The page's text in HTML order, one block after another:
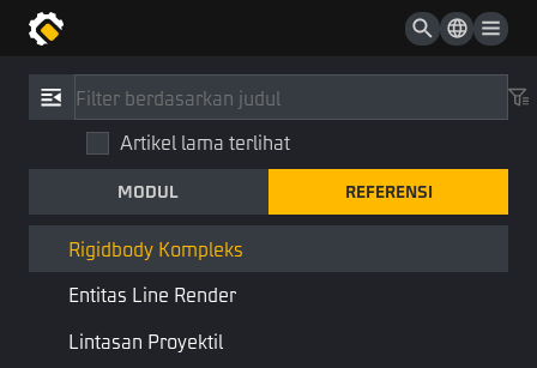
Artikel lama terlihat
MODUL REFERENSI
Pengendali Yang Dapat Dimainkan
Kamera Custom
Properti Material
Rigidbody Kompleks
Entitas Line Render
Lintasan Proyektil
Referensi / Tipe
Rigidbody Kompleks
ComplexRigidbody
Fisika Tipe Dasar
Kombinasi dengan RigidBody yang dapat ditambahkan (collision